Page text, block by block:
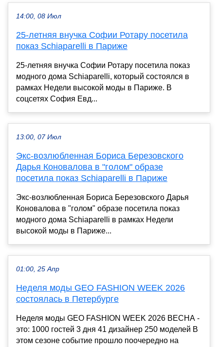
14:00, 08 Июл
25-летняя внучка Софии Ротару посетила
показ Schiaparelli в Париже
25-летняя внучка Софии Ротару посетила показ
модного дома Schiaparelli, который состоялся в
рамках Недели высокой моды в Париже. В
соцсетях София Евд...
13:00, 07 Июл
Экс-возлюбленная Бориса Березовского
Дарья Коновалова в "голом" образе
посетила показ Schiaparelli в Париже
Экс-возлюбленная Бориса Березовского Дарья
Коновалова в "голом" образе посетила показ
модного дома Schiaparelli в рамках Недели
высокой моды в Париже...
01:00, 25 Апр
Неделя моды GEO FASHION WEEK 2026
состоялась в Петербурге
Неделя моды GEO FASHION WEEK 2026 ВЕСНА -
это: 1000 гостей 3 дня 41 дизайнер 250 моделей В
этом сезоне событие прошло поочередно на